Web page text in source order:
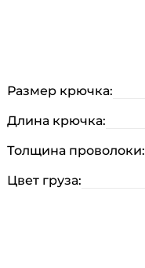
Размер крючка:
Длина крючка:
Толщина проволоки:
Цвет груза: